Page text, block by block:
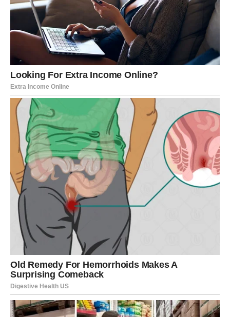
razotkrili. I tada dolazi rez. Tih. Konačan. Bez drame.
Na ljubavnom planu, istina izlazi na videlo – i to brzo. Ako
je odnos bio iskren, sada se produbljuje i postaje snažniji
nego ikada. Ako je bio zasnovan na kontroli, tajnama ili
poluistinama – Škorpija se povlači bez objašnjenja. I tu
nema pregovora.
Na poslovnom planu, Škorpija više ne pristaje na
zakulisne igre. Ljudi koji su pokušavali da manipulišu
informacijama ili koriste njenu snagu – ostaju bez nje.
Škorpija ne traži osvetu. Ona traži
čist prostor.
Ključna istina:
kada Škorpija stavi tačku, to nije kraj – to je
oslobađanje.
Poruka za Škorpiju:
istina vam ne oduzima ništa vredno.
Ona uklanja sve što to nikada nije ni bilo.
JARAC – DOSTOJANSTVO I
INTEGRITET ISPRED SVEGA
Jarčevi su dugo nosili težinu sveta na svojim plećima.